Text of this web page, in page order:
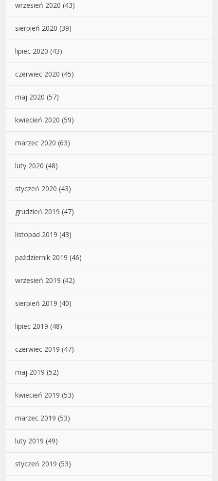
wrzesień 2020 (43)
sierpień 2020 (39)
lipiec 2020 (43)
czerwiec 2020 (45)
maj 2020 (57)
kwiecień 2020 (59)
marzec 2020 (63)
luty 2020 (48)
styczeń 2020 (43)
grudzień 2019 (47)
listopad 2019 (43)
październik 2019 (46)
wrzesień 2019 (42)
sierpień 2019 (40)
lipiec 2019 (48)
czerwiec 2019 (47)
maj 2019 (52)
kwiecień 2019 (53)
marzec 2019 (53)
luty 2019 (49)
styczeń 2019 (53)